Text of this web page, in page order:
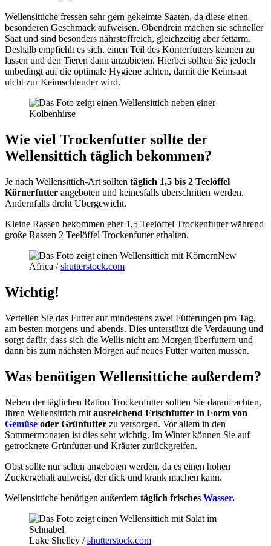
Wellensittiche fressen sehr gern gekeimte Saaten, da diese einen
besonderen Geschmack aufweisen. Obendrein machen sie schneller
Saat und sind besonders nährstoffreich, gleichzeitig aber fettarm.
Deshalb empfiehlt es sich, einen Teil des Körnerfutters keimen zu
lassen und den Tieren dann anzubieten. Hierbei sollten Sie jedoch
unbedingt auf die optimale Hygiene achten, damit die Keimsaat
nicht zur Keimschleuder wird.
Wie viel Trockenfutter sollte der
Wellensittich täglich bekommen?
Je nach Wellensittich-Art sollten täglich 1,5 bis 2 Teelöffel
Körnerfutter angeboten und keinesfalls überschritten werden.
Andernfalls droht Übergewicht.
Kleine Rassen bekommen eher 1,5 Teelöffel Trockenfutter während
große Rassen 2 Teelöffel Trockenfutter erhalten.
New
Africa /shutterstock.com
Wichtig!
Verteilen Sie das Futter auf mindestens zwei Fütterungen pro Tag,
am besten morgens und abends. Dies unterstützt die Verdauung und
sorgt dafür, dass sich die Wellis nicht am Morgen überfuttern und
dann bis zum nächsten Morgen auf neues Futter warten müssen.
Was benötigen Wellensittiche außerdem?
Neben der täglichen Ration Trockenfutter sollten Sie darauf achten,
Ihren Wellensittich mit ausreichend Frischfutter in Form von
Gemüse oder Grünfutter zu versorgen. Vor allem in den
Sommermonaten ist dies sehr wichtig. Im Winter können Sie auf
getrocknete Grünfutter und Kräuter zurückgreifen.
Obst sollte nur selten angeboten werden, da es einen hohen
Zuckergehalt aufweist, der dick und krank machen kann.
Wellensittiche benötigen außerdem täglich frisches Wasser.
Luke Shelley /shutterstock.com